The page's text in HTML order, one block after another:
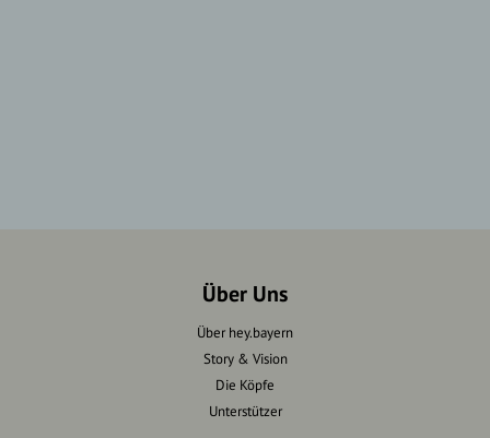
Über Uns
Über hey.bayern
Story & Vision
Die Köpfe
Unterstützer